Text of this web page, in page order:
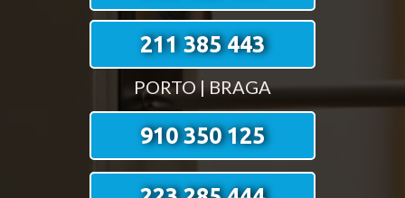
211 385 443
PORTO | BRAGA
910 350 125